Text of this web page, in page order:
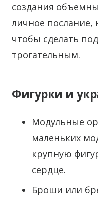
создания
личное послание,
чтобы сделать
трогательным.
Фигурки и
Модульные
маленьких
крупную
сердце.
Броши или